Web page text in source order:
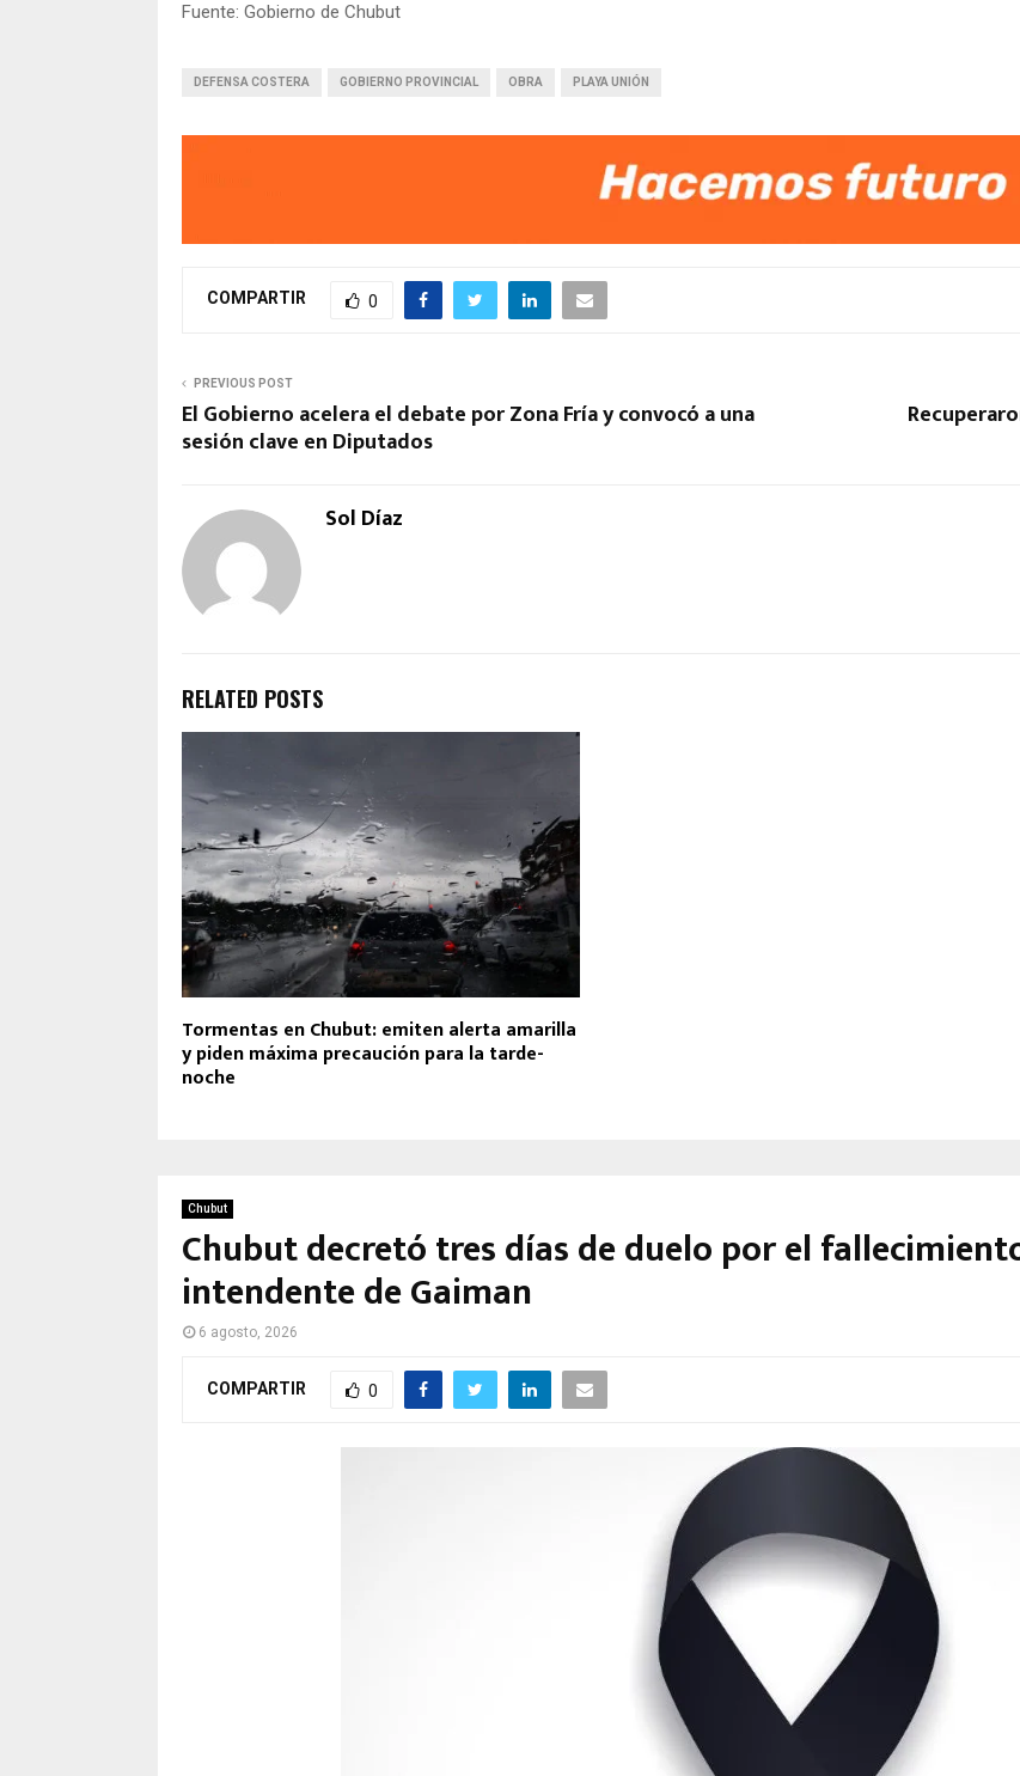
Fuente: Gobierno de Chubut
DEFENSA COSTERA GOBIERNO PROVINCIAL OBRA PLAYA UNIÓN
COMPARTIR 0
PREVIOUS POST
El Gobierno acelera el debate por Zona Fría y convocó a una
sesión clave en Diputados
Sol Díaz
RELATED POSTS
Tormentas en Chubut: emiten alerta amarilla
y piden máxima precaución para la tarde-
noche
Chubut
Chubut decretó tres días de duelo por el
intendente de Gaiman
6 agosto, 2026
COMPARTIR 0